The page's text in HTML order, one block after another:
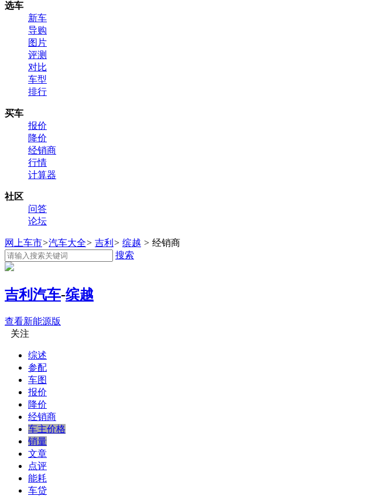
选车
新车
导购
图片
评测
对比
车型
排行
买车
报价
降价
经销商
行情
计算器
社区
问答
论坛
网上车市>汽车大全> 吉利 > 缤越 > 经销商
搜索
吉利汽车-缤越
查看新能源版
关注
综述
参配
车图
报价
降价
经销商
车主价格
销量
文章
点评
能耗
车贷